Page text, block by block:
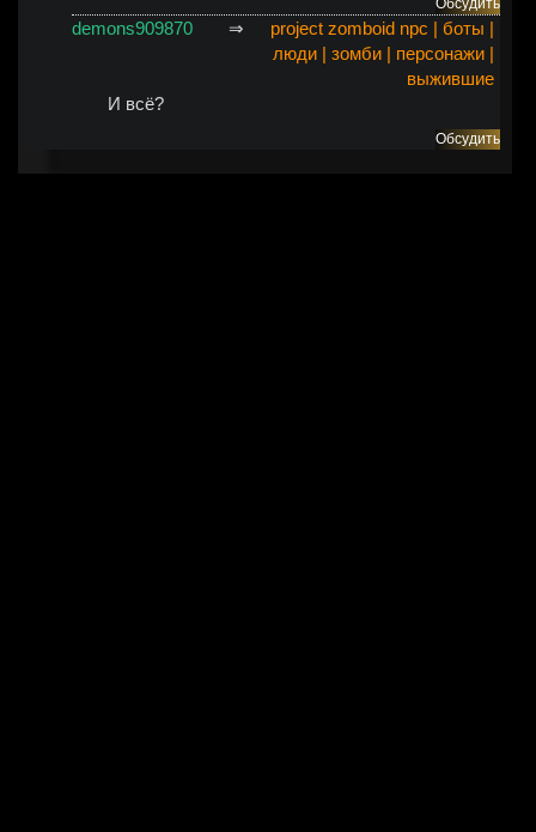
Обсудить
demons909870 ⇒
project zomboid npc | боты |
люди | зомби | персонажи |
выжившие
И всё?
Обсудить